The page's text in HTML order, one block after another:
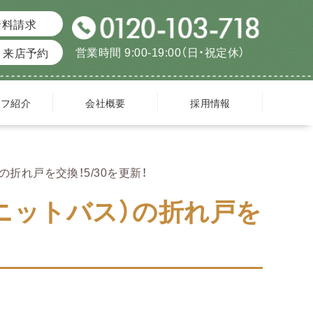
請求
来店予約
営業時間 9:00-19:00（日・祝定休）
紹介 会社概要 採用情報
れ戸を交換！5/30を更新！
トバス）の折れ戸を